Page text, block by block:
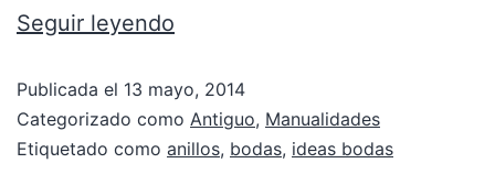
Seguir leyendo
Publicada el 13 mayo, 2014
Categorizado como Antiguo, Manualidades
Etiquetado como anillos, bodas, ideas bodas